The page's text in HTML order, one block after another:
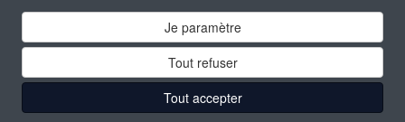
Je paramètre
Tout refuser
Tout accepter